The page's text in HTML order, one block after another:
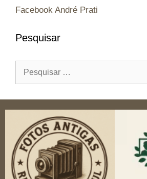
Facebook André Prati
Pesquisar
Pesquisar
por: